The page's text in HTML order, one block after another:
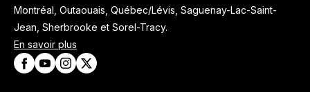
Montréal, Outaouais, Québec/Lévis, Saguenay-Lac-Saint-
Jean, Sherbrooke et Sorel-Tracy.
En savoir plus